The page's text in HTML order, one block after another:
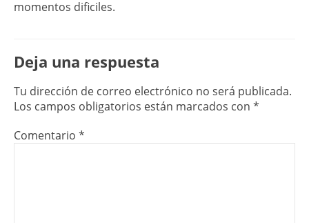
momentos dificiles.
Deja una respuesta
Tu dirección de correo electrónico no será publicada.
Los campos obligatorios están marcados con *
Comentario *